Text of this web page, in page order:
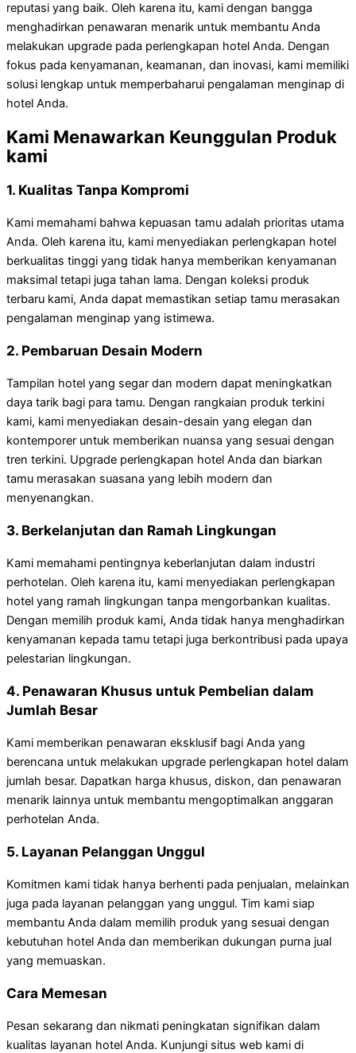
reputasi yang baik. Oleh karena itu, kami dengan bangga
menghadirkan penawaran menarik untuk membantu Anda
melakukan upgrade pada perlengkapan hotel Anda. Dengan
fokus pada kenyamanan, keamanan, dan inovasi, kami memiliki
solusi lengkap untuk memperbaharui pengalaman menginap di
hotel Anda.
Kami Menawarkan Keunggulan Produk
kami
1. Kualitas Tanpa Kompromi
Kami memahami bahwa kepuasan tamu adalah prioritas utama
Anda. Oleh karena itu, kami menyediakan perlengkapan hotel
berkualitas tinggi yang tidak hanya memberikan kenyamanan
maksimal tetapi juga tahan lama. Dengan koleksi produk
terbaru kami, Anda dapat memastikan setiap tamu merasakan
pengalaman menginap yang istimewa.
2. Pembaruan Desain Modern
Tampilan hotel yang segar dan modern dapat meningkatkan
daya tarik bagi para tamu. Dengan rangkaian produk terkini
kami, kami menyediakan desain-desain yang elegan dan
kontemporer untuk memberikan nuansa yang sesuai dengan
tren terkini. Upgrade perlengkapan hotel Anda dan biarkan
tamu merasakan suasana yang lebih modern dan
menyenangkan.
3. Berkelanjutan dan Ramah Lingkungan
Kami memahami pentingnya keberlanjutan dalam industri
perhotelan. Oleh karena itu, kami menyediakan perlengkapan
hotel yang ramah lingkungan tanpa mengorbankan kualitas.
Dengan memilih produk kami, Anda tidak hanya menghadirkan
kenyamanan kepada tamu tetapi juga berkontribusi pada upaya
pelestarian lingkungan.
4. Penawaran Khusus untuk Pembelian dalam
Jumlah Besar
Kami memberikan penawaran eksklusif bagi Anda yang
berencana untuk melakukan upgrade perlengkapan hotel dalam
jumlah besar. Dapatkan harga khusus, diskon, dan penawaran
menarik lainnya untuk membantu mengoptimalkan anggaran
perhotelan Anda.
5. Layanan Pelanggan Unggul
Komitmen kami tidak hanya berhenti pada penjualan, melainkan
juga pada layanan pelanggan yang unggul. Tim kami siap
membantu Anda dalam memilih produk yang sesuai dengan
kebutuhan hotel Anda dan memberikan dukungan purna jual
yang memuaskan.
Cara Memesan
Pesan sekarang dan nikmati peningkatan signifikan dalam
kualitas layanan hotel Anda. Kunjungi situs web kami di